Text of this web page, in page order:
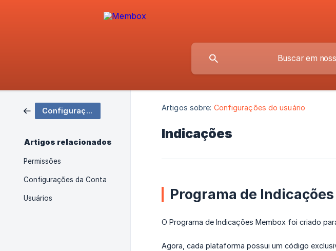
Configurações do usuário
Artigos relacionados
Permissões
Configurações da Conta
Usuários
Artigos sobre: Configurações do usuário
Indicações
Programa de
O Programa de Indicações Membox foi criado
Agora, cada plataforma possui um código